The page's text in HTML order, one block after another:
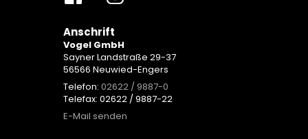
Anschrift
Vogel GmbH
Sayner Landstraße 29-37
56566 Neuwied-Engers
Telefon: 02622 / 9887-0
Telefax: 02622 / 9887-22
E-Mail senden